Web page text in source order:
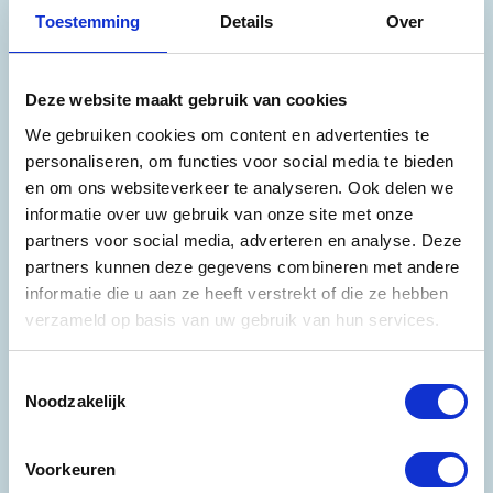
Toestemming Details Over
Deze website maakt gebruik van cookies
We gebruiken cookies om content en advertenties te
personaliseren, om functies voor social media te bieden
en om ons websiteverkeer te analyseren. Ook delen we
informatie over uw gebruik van onze site met onze
partners voor social media, adverteren en analyse. Deze
partners kunnen deze gegevens combineren met andere
informatie die u aan ze heeft verstrekt of die ze hebben
verzameld op basis van uw gebruik van hun services.
Noodzakelijk
Voorkeuren
Eijkhout & Partners maakt voor u de
vertaalslag naar begrijpelijke taal.
Flexibel en betrouwbaar
mentaliteit past daarbij.